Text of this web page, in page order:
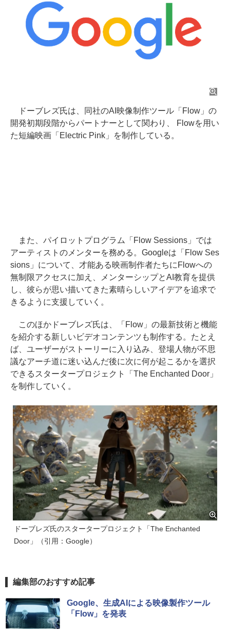
ドーブレズ氏は、同社のAI映像制作ツール「Flow」の
開発初期段階からパートナーとして関わり、 Flowを用い
た短編映画「Electric Pink」を制作している。
また、パイロットプログラム「Flow Sessions」では
アーティストのメンターを務める。Googleは「Flow Ses
sions」について、才能ある映画制作者たちにFlowへの
無制限アクセスに加え、メンターシップとAI教育を提供
し、彼らが思い描いてきた素晴らしいアイデアを追求で
きるように支援していく。
このほかドーブレズ氏は、「Flow」の最新技術と機能
を紹介する新しいビデオコンテンツも制作する。たとえ
ば、ユーザーがストーリーに入り込み、登場人物が不思
議なアーチ道に迷い込んだ後に次に何が起こるかを選択
できるスタータープロジェクト「The Enchanted Door」
を制作していく。
ドーブレズ氏のスタータープロジェクト「The Enchanted
Door」（引用：Google）
編集部のおすすめ記事
Google、生成AIによる映像製作ツール
「Flow」を発表